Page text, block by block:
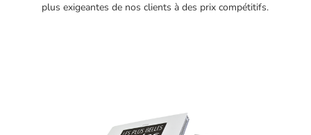
plus exigeantes de nos clients à des prix compétitifs.